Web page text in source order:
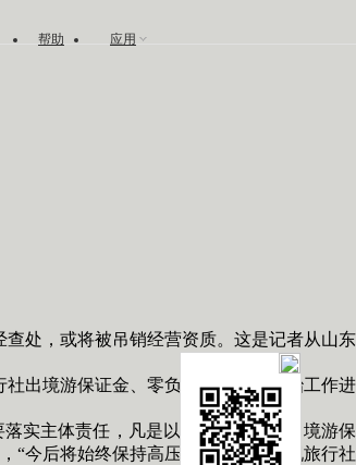
帮助 应用
处，或将被吊销经营资质。这是记者从山东
出境游保证金、零负团费等专项整治工作进
实主体责任，凡是以现金形式收取出境游保
“今后将始终保持高压态势，一旦发现旅行社